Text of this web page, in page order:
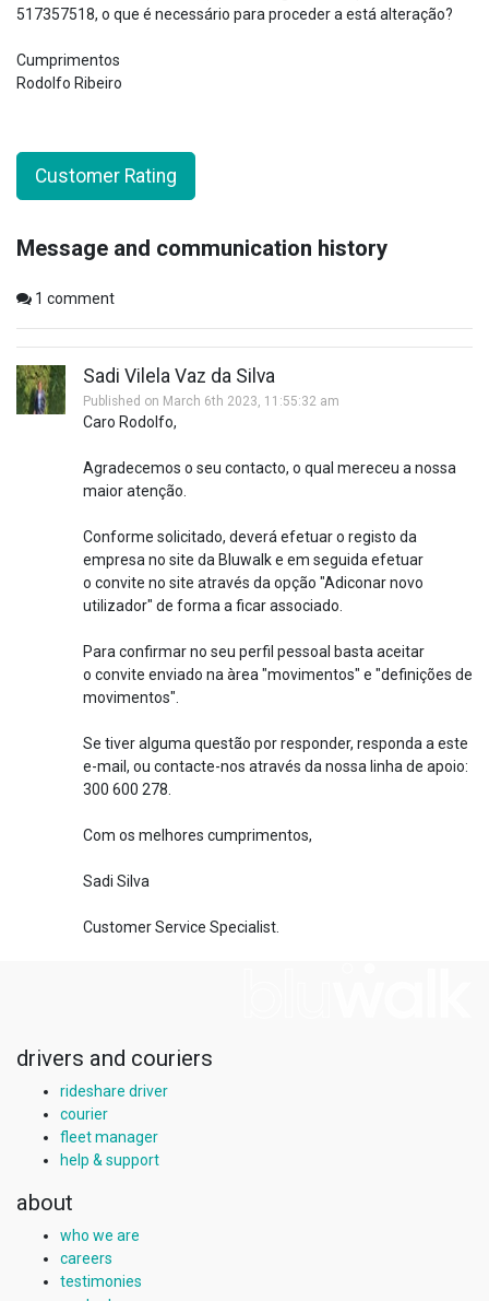
517357518, o que é necessário para proceder a está alteração?
Cumprimentos
Rodolfo Ribeiro
Customer Rating
Message and communication history
1 comment
Sadi Vilela Vaz da Silva
Published on March 6th 2023, 11:55:32 am
Caro Rodolfo,
Agradecemos o seu contacto, o qual mereceu a nossa
maior atenção.
Conforme solicitado, deverá efetuar o registo da
empresa no site da Bluwalk e em seguida efetuar
o convite no site através da opção "Adiconar novo
utilizador" de forma a ficar associado.
Para confirmar no seu perfil pessoal basta aceitar
o convite enviado na àrea "movimentos" e "definições de
movimentos".
Se tiver alguma questão por responder, responda a este
e-mail, ou contacte-nos através da nossa linha de apoio:
300 600 278.
Com os melhores cumprimentos,
Sadi Silva
Customer Service Specialist.
drivers and couriers
rideshare driver
courier
fleet manager
help & support
about
who we are
careers
testimonies